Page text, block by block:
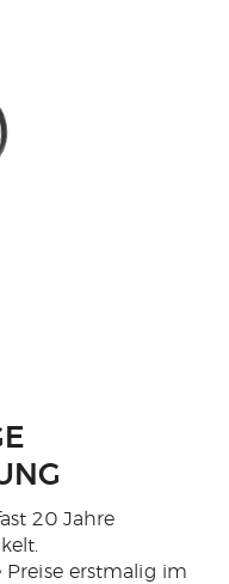
20 Jahre
Preise erstmalig im